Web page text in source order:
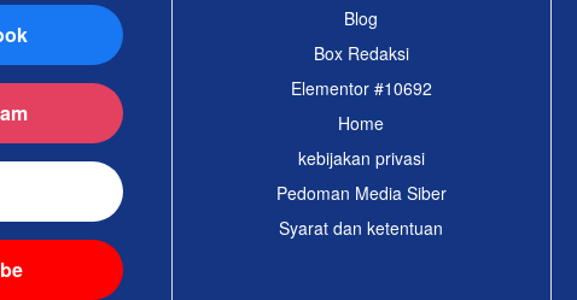
Blog
Box Redaksi
Elementor #10692
Home
kebijakan privasi
Pedoman Media Siber
Syarat dan ketentuan